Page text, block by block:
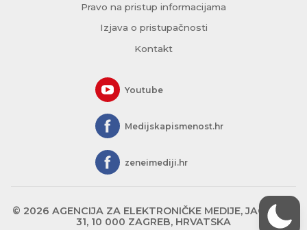
Pravo na pristup informacijama
Izjava o pristupačnosti
Kontakt
Youtube
Medijskapismenost.hr
zeneimediji.hr
© 2026 AGENCIJA ZA ELEKTRONIČKE MEDIJE, JAGIĆEVA
31, 10 000 ZAGREB, HRVATSKA